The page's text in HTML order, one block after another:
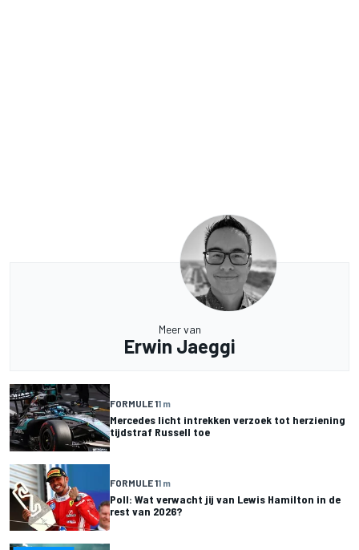
Meer van
Erwin Jaeggi
FORMULE 11 m
Mercedes licht intrekken verzoek tot herziening
tijdstraf Russell toe
FORMULE 11 m
Poll: Wat verwacht jij van Lewis Hamilton in de
rest van 2026?